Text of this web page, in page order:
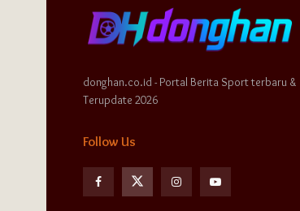
donghan.co.id - Portal Berita Sport terbaru &
Terupdate 2026
Follow Us